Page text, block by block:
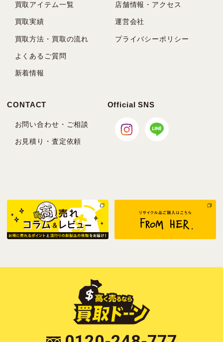
買取アイテム一覧
買取実績
買取方法・買取の流れ
よくあるご質問
新着情報
店舗情報・アクセス
運営会社
プライバシーポリシー
CONTACT
お問い合わせ・ご相談
お見積り・査定依頼
Official SNS